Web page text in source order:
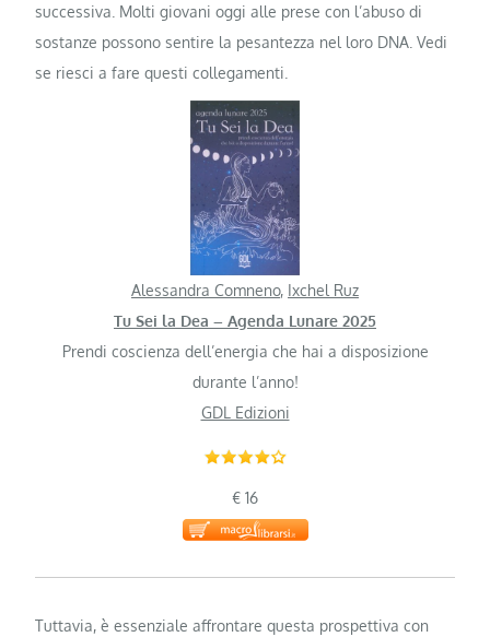
successiva. Molti giovani oggi alle prese con l’abuso di
sostanze possono sentire la pesantezza nel loro DNA. Vedi
se riesci a fare questi collegamenti.
Alessandra Comneno, Ixchel Ruz
Tu Sei la Dea – Agenda Lunare 2025
Prendi coscienza dell’energia che hai a disposizione
durante l’anno!
GDL Edizioni
€ 16
Tuttavia, è essenziale affrontare questa prospettiva con